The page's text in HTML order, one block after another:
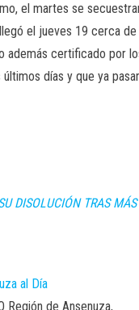
el martes se
el jueves 19 cerca
certificado por
días y que ya
DISOLUCIÓN TRAS
al Día
Región de Ansenuza,